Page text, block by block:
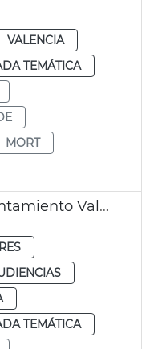
VALENCIA
TEMÁTICA
MORT
Montaje nacimiento Ayuntamiento València
TEMÁTICA